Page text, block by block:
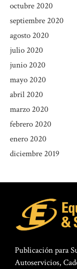
octubre 2020
septiembre 2020
agosto 2020
julio 2020
junio 2020
mayo 2020
abril 2020
marzo 2020
febrero 2020
enero 2020
diciembre 2019
Publicación para
Autoservicios,